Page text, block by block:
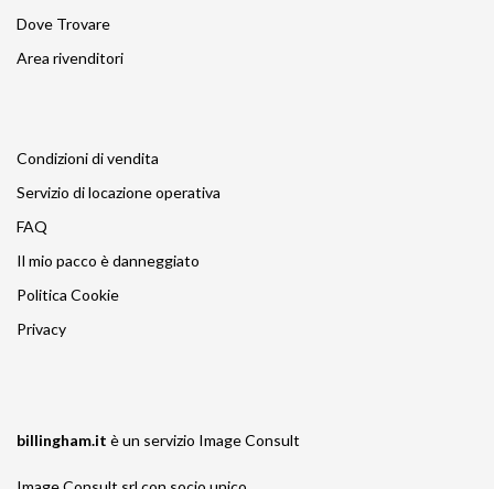
Dove Trovare
Area rivenditori
Condizioni di vendita
Servizio di locazione operativa
FAQ
Il mio pacco è danneggiato
Politica Cookie
Privacy
billingham.it è un servizio Image Consult